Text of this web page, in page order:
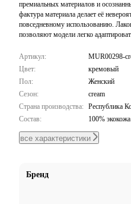
премиальных материалов и
фактура материала делает её
повседневному использованию.
позволяют модели легко
аксессуар, который не перегружает
подчеркивая ваш вкус.
Артикул:
MUR00298-
Цвет:
кремовый
Пол:
Женский
Сезон:
cream
Страна производства: Республика
Состав:
100% экокожа
все характеристики
Бренд